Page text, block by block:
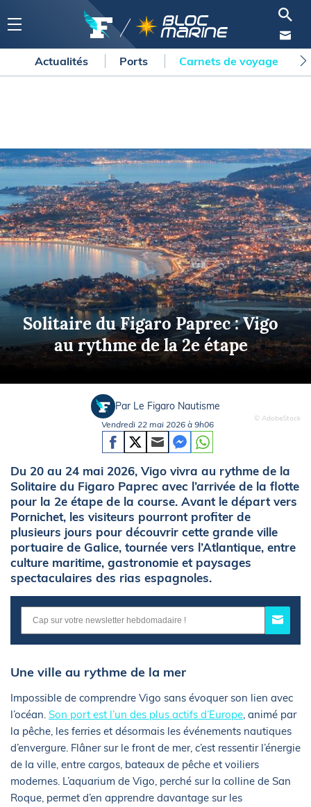
Actualités Ports Carnets de voyage
Solitaire du Figaro Paprec : Vigo
au rythme de la 2e étape
© AdobeStock
Par Le Figaro Nautisme
Vendredi 22 mai 2026 à 9h06
Du 20 au 24 mai 2026, Vigo vivra au rythme de la
Solitaire du Figaro Paprec avec l’arrivée de la flotte
pour la 2e étape de la course. Avant le départ vers
Pornichet, les visiteurs pourront profiter de
plusieurs jours pour découvrir cette grande ville
portuaire de Galice, tournée vers l’Atlantique, entre
culture maritime, gastronomie et paysages
spectaculaires des rias espagnoles.
Une ville au rythme de la mer
Impossible de comprendre Vigo sans évoquer son lien avec
l’océan. Son port est l’un des plus actifs d’Europe, animé par
la pêche, les ferries et désormais les événements nautiques
d’envergure. Flâner sur le front de mer, c’est ressentir l’énergie
de la ville, entre cargos, bateaux de pêche et voiliers
modernes. L’aquarium de Vigo, perché sur la colline de San
Roque, permet d’en apprendre davantage sur les